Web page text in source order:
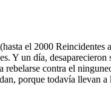
el 2000
Y un día,
contra el
porque todavía llevan